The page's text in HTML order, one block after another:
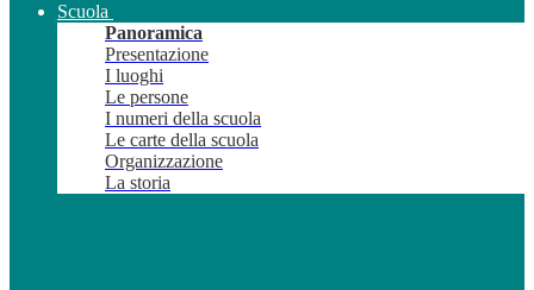
Scuola
Panoramica
Presentazione
I luoghi
Le persone
I numeri della scuola
Le carte della scuola
Organizzazione
La storia